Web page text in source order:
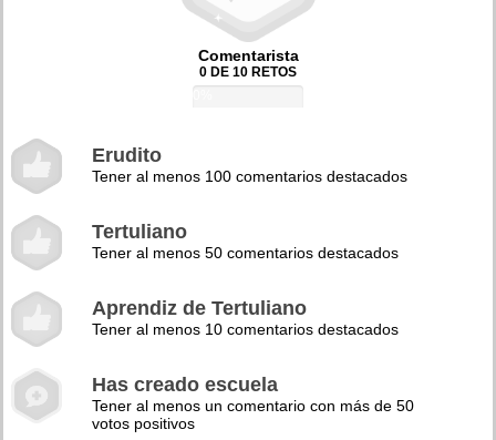
Comentarista
0 DE 10 RETOS
Erudito
Tener al menos 100 comentarios destacados
Tertuliano
Tener al menos 50 comentarios destacados
Aprendiz de Tertuliano
Tener al menos 10 comentarios destacados
Has creado escuela
Tener al menos un comentario con más de 50
votos positivos